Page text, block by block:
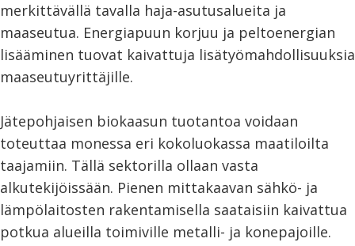
merkittävällä tavalla haja-asutusalueita ja
maaseutua. Energiapuun korjuu ja peltoenergian
lisääminen tuovat kaivattuja lisätyömahdollisuuksia
maaseutuyrittäjille.
Jätepohjaisen biokaasun tuotantoa voidaan
toteuttaa monessa eri kokoluokassa maatiloilta
taajamiin. Tällä sektorilla ollaan vasta
alkutekijöissään. Pienen mittakaavan sähkö- ja
lämpölaitosten rakentamisella saataisiin kaivattua
potkua alueilla toimiville metalli- ja konepajoille.